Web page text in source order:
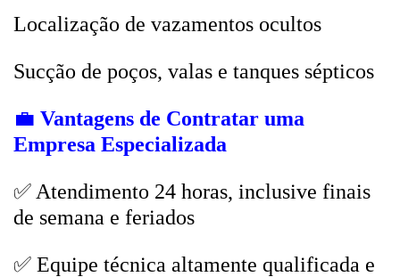
Localização de vazamentos ocultos
Sucção de poços, valas e tanques sépticos
💼 Vantagens de Contratar uma
Empresa Especializada
✅ Atendimento 24 horas, inclusive finais
de semana e feriados
✅ Equipe técnica altamente qualificada e